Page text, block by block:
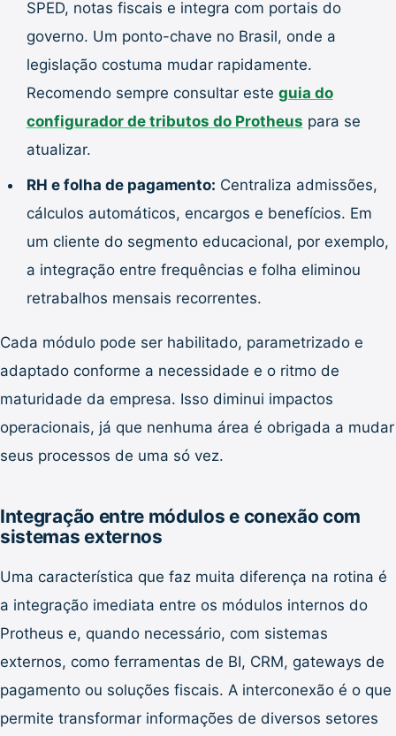
SPED, notas fiscais e integra com portais do
governo. Um ponto-chave no Brasil, onde a
legislação costuma mudar rapidamente.
Recomendo sempre consultar este guia do
configurador de tributos do Protheus para se
atualizar.
RH e folha de pagamento: Centraliza admissões,
cálculos automáticos, encargos e benefícios. Em
um cliente do segmento educacional, por exemplo,
a integração entre frequências e folha eliminou
retrabalhos mensais recorrentes.
Cada módulo pode ser habilitado, parametrizado e
adaptado conforme a necessidade e o ritmo de
maturidade da empresa. Isso diminui impactos
operacionais, já que nenhuma área é obrigada a mudar
seus processos de uma só vez.
Integração entre módulos e conexão com
sistemas externos
Uma característica que faz muita diferença na rotina é
a integração imediata entre os módulos internos do
Protheus e, quando necessário, com sistemas
externos, como ferramentas de BI, CRM, gateways de
pagamento ou soluções fiscais. A interconexão é o que
permite transformar informações de diversos setores